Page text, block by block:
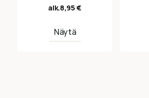
alk.8,95€
Näytä